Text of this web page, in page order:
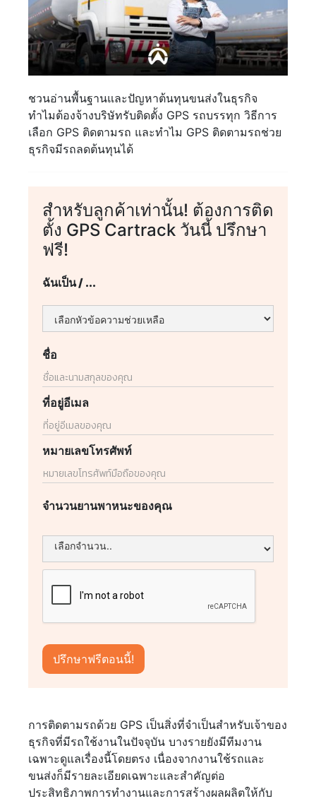
สำหรับลูกค้าเท่านั้น! ต้องการติด
ตั้ง GPS Cartrack วันนี้ ปรึกษา
ฟรี!
ฉันเป็น / ...
ชื่อ
ที่อยู่อีเมล
หมายเลขโทรศัพท์
จำนวนยานพาหนะของคุณ
การติดตามรถด้วย GPS เป็นสิ่งที่จำเป็นสำหรับเจ้าของ
ธุรกิจที่มีรถใช้งานในปัจจุบัน บางรายยังมีทีมงาน
เฉพาะดูแลเรื่องนี้โดยตรง เนื่องจากงานใช้รถและ
ขนส่งก็มีรายละเอียดเฉพาะและสำคัญต่อ
ประสิทธิภาพการทำงานและการสร้างผลผลิตให้กับ
ชวนอ่านพื้นฐานและปัญหาต้นทุนขนส่งในธุรกิจ
ทำไมต้องจ้างบริษัทรับติดตั้ง GPS รถบรรทุก วิธีการ
เลือก GPS ติดตามรถ และทำไม GPS ติดตามรถช่วย
ธุรกิจมีรถลดต้นทุนได้